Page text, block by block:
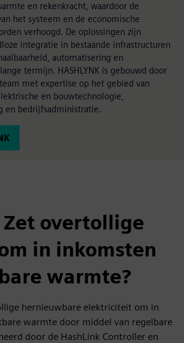
en rekenkracht, waardoor de
het systeem en de economische
verhoogd. De oplossingen zijn
integratie in bestaande infrastructuren
automatisering en
termijn. HASHLYNK is gebouwd door
met expertise op het gebied van
en bouwtechnologie,
en bedrijfsadministratie.
Zet overtollige
in inkomsten
warmte?
hernieuwbare elektriciteit om in
warmte door middel van regelbare
door de HashLink Controller en